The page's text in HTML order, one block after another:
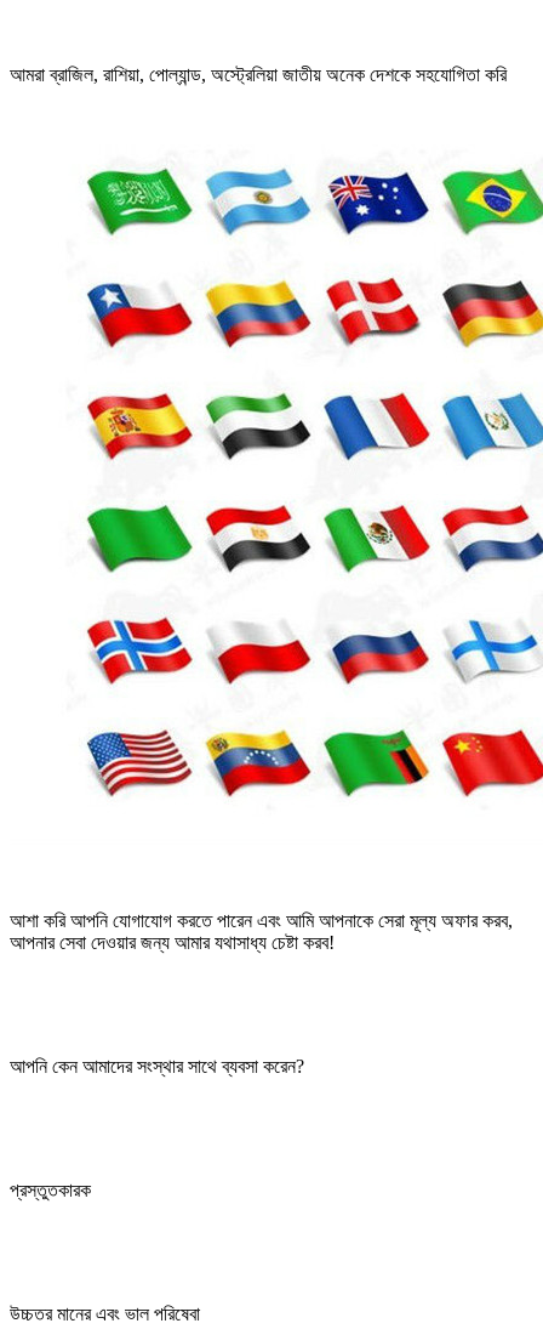
আমরা ব্রাজিল, রাশিয়া, পোল্যান্ড, অস্ট্রেলিয়া জাতীয় অনেক দেশকে সহযোগিতা করি
আশা করি আপনি যোগাযোগ করতে পারেন এবং আমি আপনাকে সেরা মূল্য অফার করব,
আপনার সেবা দেওয়ার জন্য আমার যথাসাধ্য চেষ্টা করব!
আপনি কেন আমাদের সংস্থার সাথে ব্যবসা করেন?
প্রস্তুতকারক
উচ্চতর মানের এবং ভাল পরিষেবা